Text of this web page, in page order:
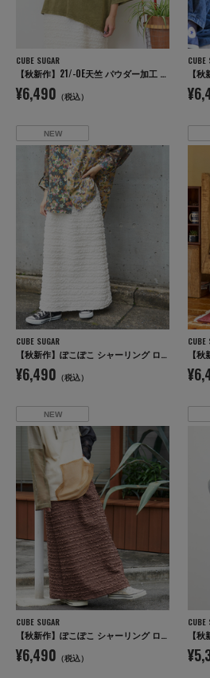
CUBE SUGAR
【秋新作】21/-OE天竺 パウダー加工 ラグラン 6分袖 ロゴプリント Tシャツ
¥6,490 （税込）
CUBE
NEW
CUBE SUGAR
【秋新作】ぽこぽこ シャーリング ロング スカート
¥6,490 （税込）
CUBE
NEW
CUBE SUGAR
【秋新作】ぽこぽこ シャーリング ロング スカート
¥6,490 （税込）
CUBE